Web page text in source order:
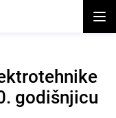
godišnjicu